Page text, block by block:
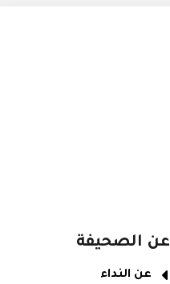
عن الصحيفة
عن النداء